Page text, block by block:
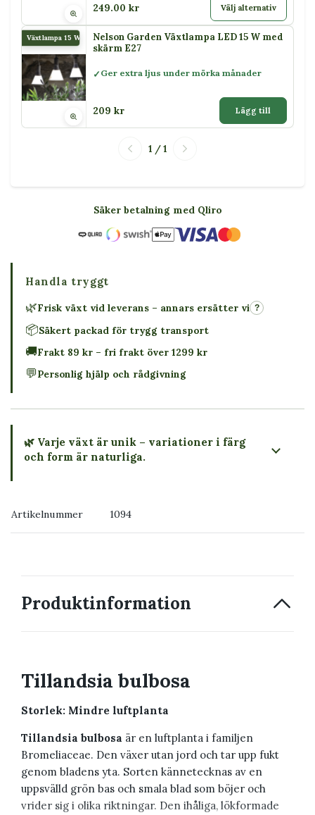
249.00 kr Välj alternativ
Växtlampa 15 W
Nelson Garden Växtlampa LED 15 W med
skärm E27
Ger extra ljus under mörka månader
209 kr Lägg till
1 / 1
Säker betalning med Qliro
Handla tryggt
🌿Frisk växt vid leverans – annars ersätter vi ?
📦Säkert packad för trygg transport
🚚Frakt 89 kr – fri frakt över 1299 kr
💬Personlig hjälp och rådgivning
🌿 Varje växt är unik – variationer i färg
och form är naturliga.
Artikelnummer 1094
Produktinformation
Tillandsia bulbosa
Storlek: Mindre luftplanta
Tillandsia bulbosa är en luftplanta i familjen
Bromeliaceae. Den växer utan jord och tar upp fukt
genom bladens yta. Sorten kännetecknas av en
uppsvälld grön bas och smala blad som böjer och
vrider sig i olika riktningar. Den ihåliga, lökformade